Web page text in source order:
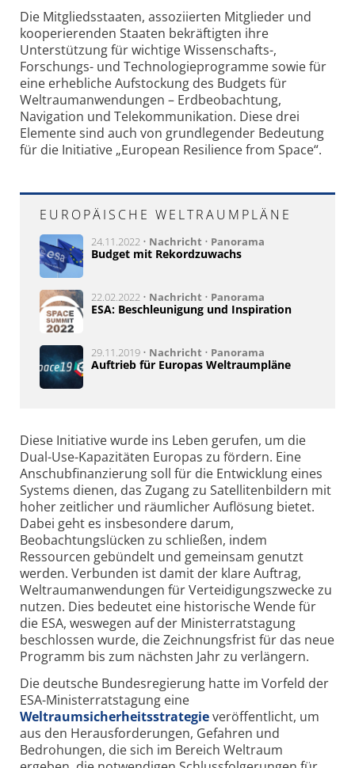
Die Mitgliedsstaaten, assoziierten Mitglieder und
kooperierenden Staaten bekräftigten ihre
Unterstützung für wichtige Wissenschafts-,
Forschungs- und Technologieprogramme sowie für
eine erhebliche Aufstockung des Budgets für
Weltraumanwendungen – Erdbeobachtung,
Navigation und Telekommunikation. Diese drei
Elemente sind auch von grundlegender Bedeutung
für die Initiative „European Resilience from Space“.
EUROPÄISCHE WELTRAUMPLÄNE
24.11.2022 • Nachricht • Panorama
Budget mit Rekordzuwachs
22.02.2022 • Nachricht • Panorama
ESA: Beschleunigung und Inspiration
29.11.2019 • Nachricht • Panorama
Auftrieb für Europas Weltraumpläne
Diese Initiative wurde ins Leben gerufen, um die
Dual-Use-Kapazitäten Europas zu fördern. Eine
Anschubfinanzierung soll für die Entwicklung eines
Systems dienen, das Zugang zu Satellitenbildern mit
hoher zeitlicher und räumlicher Auflösung bietet.
Dabei geht es insbesondere darum,
Beobachtungslücken zu schließen, indem
Ressourcen gebündelt und gemeinsam genutzt
werden. Verbunden ist damit der klare Auftrag,
Weltraumanwendungen für Verteidigungszwecke zu
nutzen. Dies bedeutet eine historische Wende für
die ESA, weswegen auf der Ministerratstagung
beschlossen wurde, die Zeichnungsfrist für das neue
Programm bis zum nächsten Jahr zu verlängern.
Die deutsche Bundesregierung hatte im Vorfeld der
ESA-Ministerratstagung eine
Weltraumsicherheitsstrategieveröffentlicht, um
aus den Herausforderungen, Gefahren und
Bedrohungen, die sich im Bereich Weltraum